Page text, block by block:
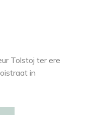
Tolstoj ter ere
in